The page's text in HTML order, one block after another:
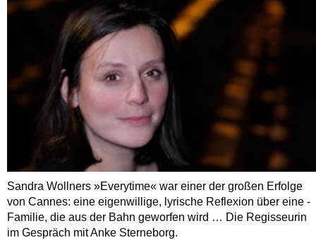
Sandra Wollners »Everytime« war einer der großen Erfolge
von Cannes: eine eigenwillige, lyrische Reflexion über eine ­
Familie, die aus der Bahn geworfen wird … Die Regisseurin
im Gespräch mit Anke Sterneborg.